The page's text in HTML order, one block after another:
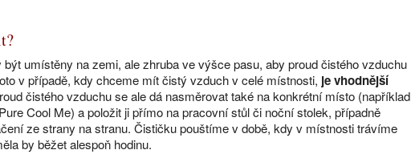
umístěny na zemi, ale zhruba ve výšce pasu, aby proud čistého vzduchu
v případě, kdy chceme mít čistý vzduch v celé místnosti, je vhodnější
čistého vzduchu se ale dá nasměrovat také na konkrétní místo (například
Cool Me) a položit ji přímo na pracovní stůl či noční stolek, případně
ze strany na stranu. Čističku pouštíme v době, kdy v místnosti trávíme
by běžet alespoň hodinu.